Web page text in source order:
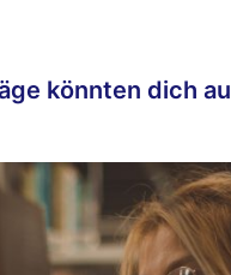
könnten dich